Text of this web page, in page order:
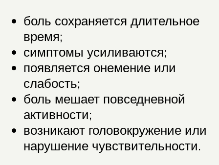
боль сохраняется длительное
время;
симптомы усиливаются;
появляется онемение или
слабость;
боль мешает повседневной
активности;
возникают головокружение или
нарушение чувствительности.